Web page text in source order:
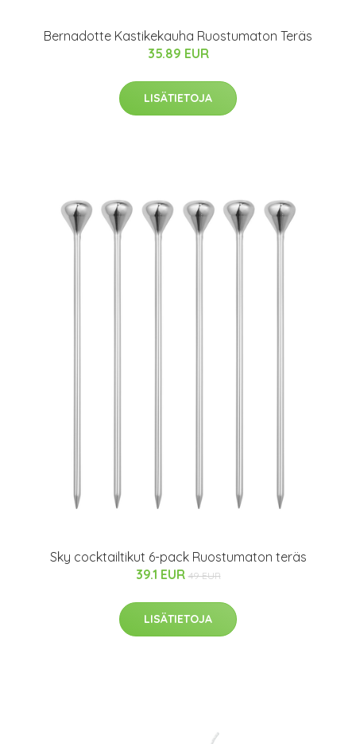
Bernadotte Kastikekauha Ruostumaton Teräs
35.89 EUR
LISÄTIETOJA
Sky cocktailtikut 6-pack Ruostumaton teräs
39.1 EUR 49 EUR
LISÄTIETOJA